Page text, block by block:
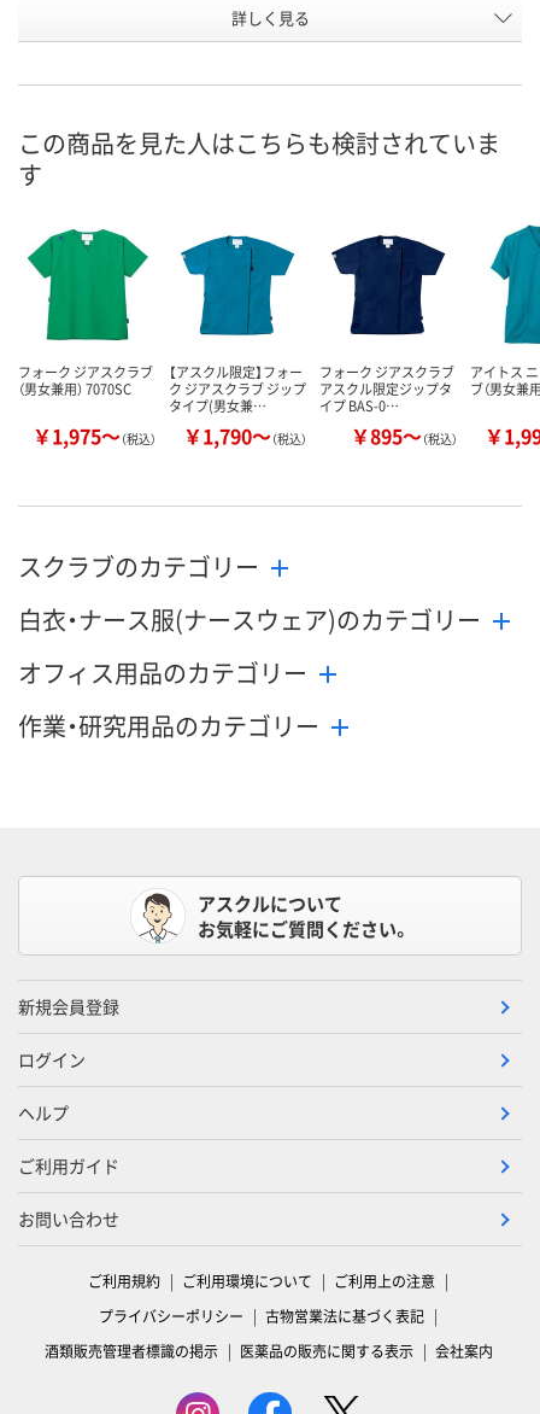
ピンク ターコイズ
号
お届け日
数量
カゴへ カゴへ カ
詳しく見る
この商品を見た人はこちらも検討されていま
す
フォーク ジアスクラブ
（男女兼用） 7070SC
￥1,975～（税込）
【アスクル限定】フォー
ク ジアスクラブ ジップ
タイプ(男女兼…
￥1,790～（税込）
フォーク ジアスクラブ
アスクル限定ジップタ
イプ BAS-0…
￥895～（税込）
アイトス
ブ（男女兼
￥
スクラブのカテゴリー
白衣・ナース服(ナースウェア)のカテゴリー
オフィス用品のカテゴリー
作業・研究用品のカテゴリー
アスクルについて
お気軽にご質問ください。
新規会員登録
ログイン
ヘルプ
ご利用ガイド
お問い合わせ
ご利用規約 ご利用環境について
ご利用上の注意
プライバシーポリシー
古物営業法に基づく表記
酒類販売管理者標識の掲示
医薬品の販売に関する表示 会社案内